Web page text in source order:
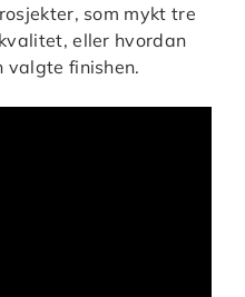
som mykt tre
eller hvordan
valgte finishen.